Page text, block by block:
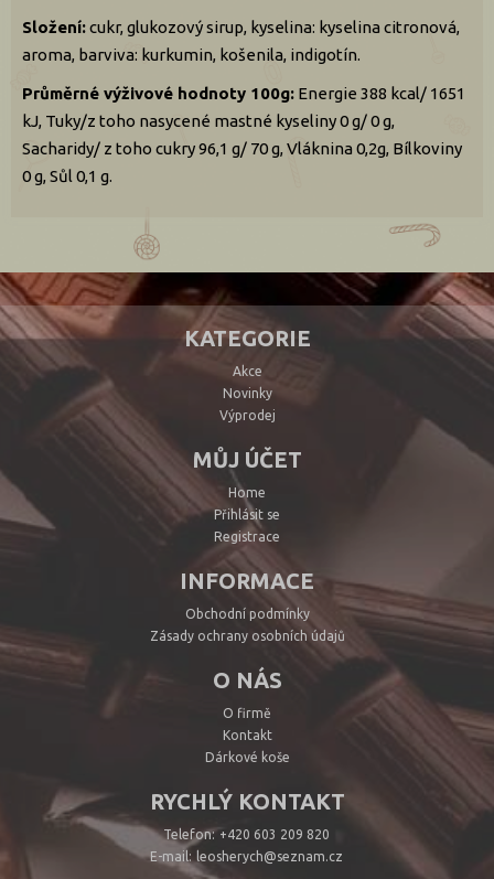
Složení:cukr, glukozový sirup, kyselina: kyselina citronová,
aroma, barviva: kurkumin, košenila, indigotín.
Průměrné výživové hodnoty 100g: Energie 388 kcal/ 1651
kJ, Tuky/z toho nasycené mastné kyseliny 0 g/ 0 g,
Sacharidy/ z toho cukry 96,1 g/ 70 g, Vláknina 0,2g, Bílkoviny
0 g, Sůl 0,1 g.
KATEGORIE
Akce
Novinky
Výprodej
MŮJ ÚČET
Home
Přihlásit se
Registrace
INFORMACE
Obchodní podmínky
Zásady ochrany osobních údajů
O NÁS
O firmě
Kontakt
Dárkové koše
RYCHLÝ KONTAKT
Telefon: +420 603 209 820
E-mail: leosherych@seznam.cz